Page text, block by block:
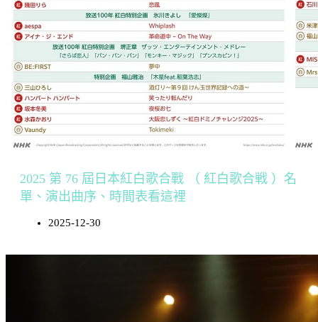
2025 第 76 屆日本紅白歌合戰 （ 紅白歌合戦 ）名
單、演出曲序、時間表看這裡
2025-12-30